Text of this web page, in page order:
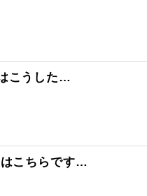
こうした…
こちらです…